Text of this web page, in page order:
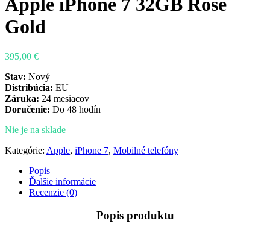
Gold
395,00 €
Stav: Nový
Distribúcia: EU
Záruka: 24 mesiacov
Doručenie: Do 48 hodín
Nie je na sklade
Kategórie: Apple, iPhone 7, Mobilné telefóny
Popis
Ďalšie informácie
Recenzie (0)
Popis produktu